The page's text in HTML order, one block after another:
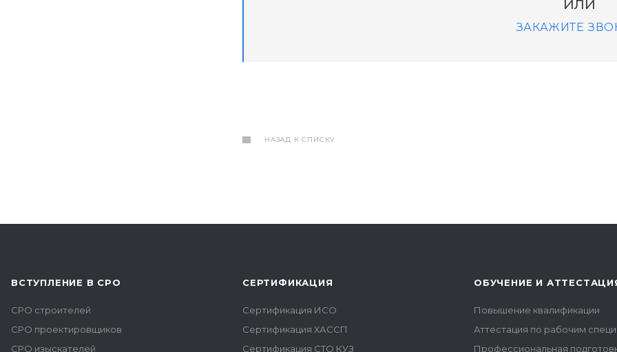
ЗАКАЖИТЕ
НАЗАД К СПИСКУ
ВСТУПЛЕНИЕ В СРО
СРО строителей
СРО проектировщиков
СРО изыскателей
СЕРТИФИКАЦИЯ
Сертификация ИСО
Сертификация ХАССП
Сертификация СТО КУЗ
ОБУЧЕНИЕ И
Повышение квалификации
Аттестация по рабочим
Профессиональная